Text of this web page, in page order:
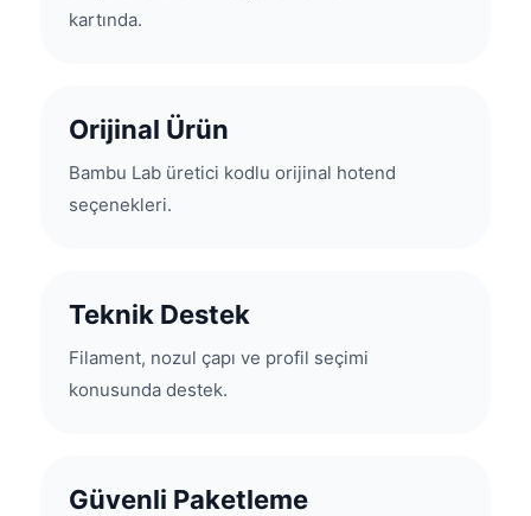
kartında.
Orijinal Ürün
Bambu Lab üretici kodlu orijinal hotend
seçenekleri.
Teknik Destek
Filament, nozul çapı ve profil seçimi
konusunda destek.
Güvenli Paketleme